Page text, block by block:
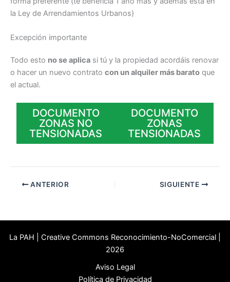
la Ley de Arrendamientos Urbanos)
Excepción importante
Todo esto no se aplica si tú y la propiedad acordáis renovar
o hacer un nuevo contrato con un alquiler más barato que
el actual.
DOCUMENTO
ZONAS NO
TENSIONADAS
DOCUMENTO
ZONAS
TENSIONADAS
ANTERIOR SIGUIENTE
La PAH | Creative Commons Reconocimiento-NoComercial |
2026
Aviso Legal
Política de Privacidad